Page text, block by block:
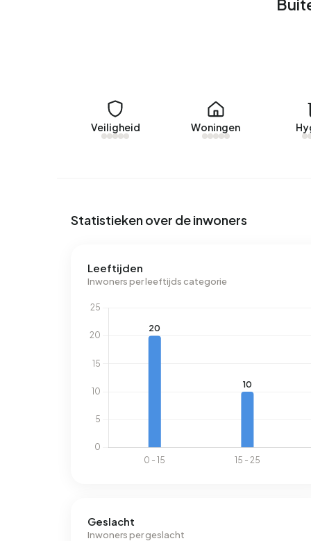
In Buitengebied Hilaard zijn er 19 adressen
labels zijn G (74%), B (16%) en C (5%).
aan elektriciteit per jaar. Dit ligt 56% boven het
Veiligheid Woningen
Statistieken over de inwoners
Leeftijden
Inwoners per leeftijds categorie
Geslacht
Inwoners per geslacht